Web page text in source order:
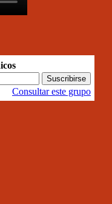
Consultar este grupo